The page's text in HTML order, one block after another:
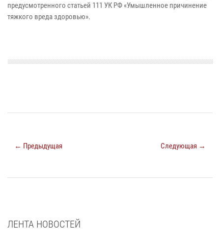
предусмотренного статьей 111 УК РФ «Умышленное причинение
тяжкого вреда здоровью».
← Предыдущая Следующая →
ЛЕНТА НОВОСТЕЙ